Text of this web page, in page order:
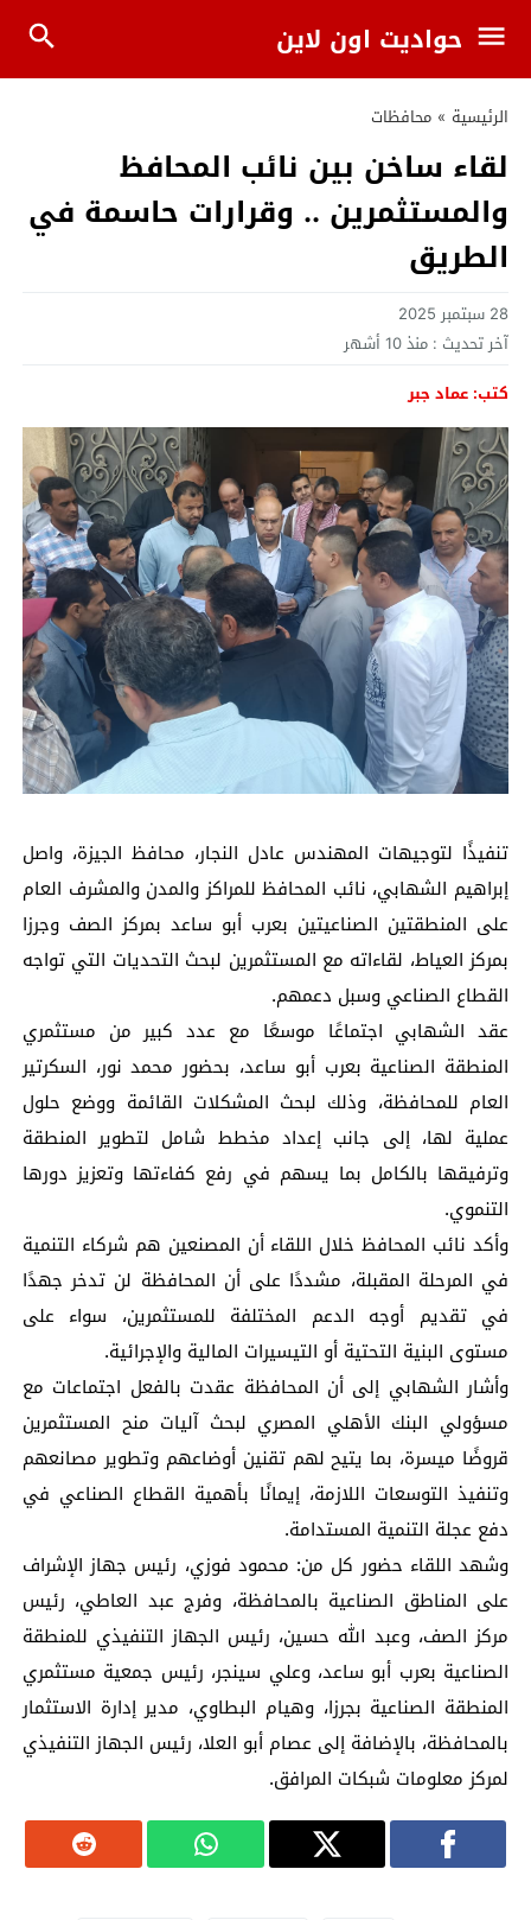
حواديت اون لاين
الرئيسية » محافظات
لقاء ساخن بين نائب المحافظ
والمستثمرين .. وقرارات حاسمة في
الطريق
28 سبتمبر 2025
آخر تحديث : منذ 10 أشهر
كتب: عماد جبر
تنفيذًا لتوجيهات المهندس عادل النجار، محافظ الجيزة، واصل
إبراهيم الشهابي، نائب المحافظ للمراكز والمدن والمشرف العام
على المنطقتين الصناعيتين بعرب أبو ساعد بمركز الصف وجرزا
بمركز العياط، لقاءاته مع المستثمرين لبحث التحديات التي تواجه
القطاع الصناعي وسبل دعمهم.
عقد الشهابي اجتماعًا موسعًا مع عدد كبير من مستثمري
المنطقة الصناعية بعرب أبو ساعد، بحضور محمد نور، السكرتير
العام للمحافظة، وذلك لبحث المشكلات القائمة ووضع حلول
عملية لها، إلى جانب إعداد مخطط شامل لتطوير المنطقة
وترفيقها بالكامل بما يسهم في رفع كفاءتها وتعزيز دورها
التنموي.
وأكد نائب المحافظ خلال اللقاء أن المصنعين هم شركاء التنمية
في المرحلة المقبلة، مشددًا على أن المحافظة لن تدخر جهدًا
في تقديم أوجه الدعم المختلفة للمستثمرين، سواء على
مستوى البنية التحتية أو التيسيرات المالية والإجرائية.
وأشار الشهابي إلى أن المحافظة عقدت بالفعل اجتماعات مع
مسؤولي البنك الأهلي المصري لبحث آليات منح المستثمرين
قروضًا ميسرة، بما يتيح لهم تقنين أوضاعهم وتطوير مصانعهم
وتنفيذ التوسعات اللازمة، إيمانًا بأهمية القطاع الصناعي في
دفع عجلة التنمية المستدامة.
وشهد اللقاء حضور كل من: محمود فوزي، رئيس جهاز الإشراف
على المناطق الصناعية بالمحافظة، وفرج عبد العاطي، رئيس
مركز الصف، وعبد الله حسين، رئيس الجهاز التنفيذي للمنطقة
الصناعية بعرب أبو ساعد، وعلي سينجر، رئيس جمعية مستثمري
المنطقة الصناعية بجرزا، وهيام البطاوي، مدير إدارة الاستثمار
بالمحافظة، بالإضافة إلى عصام أبو العلا، رئيس الجهاز التنفيذي
لمركز معلومات شبكات المرافق.